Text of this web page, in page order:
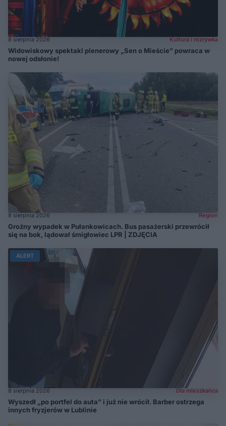
8 sierpnia 2026 Kultura i rozrywka
Widowiskowy spektakl plenerowy „Sen o Mieście” powraca w
nowej odsłonie!
8 sierpnia 2026 Region
Groźny wypadek w Pułankowicach. Bus pasażerski przewrócił
się na bok, lądował śmigłowiec LPR | ZDJĘCIA
ALERT
8 sierpnia 2026 Dla mieszkańca
Wyszedł „po portfel do auta” i już nie wrócił. Barber ostrzega
innych fryzjerów w Lublinie